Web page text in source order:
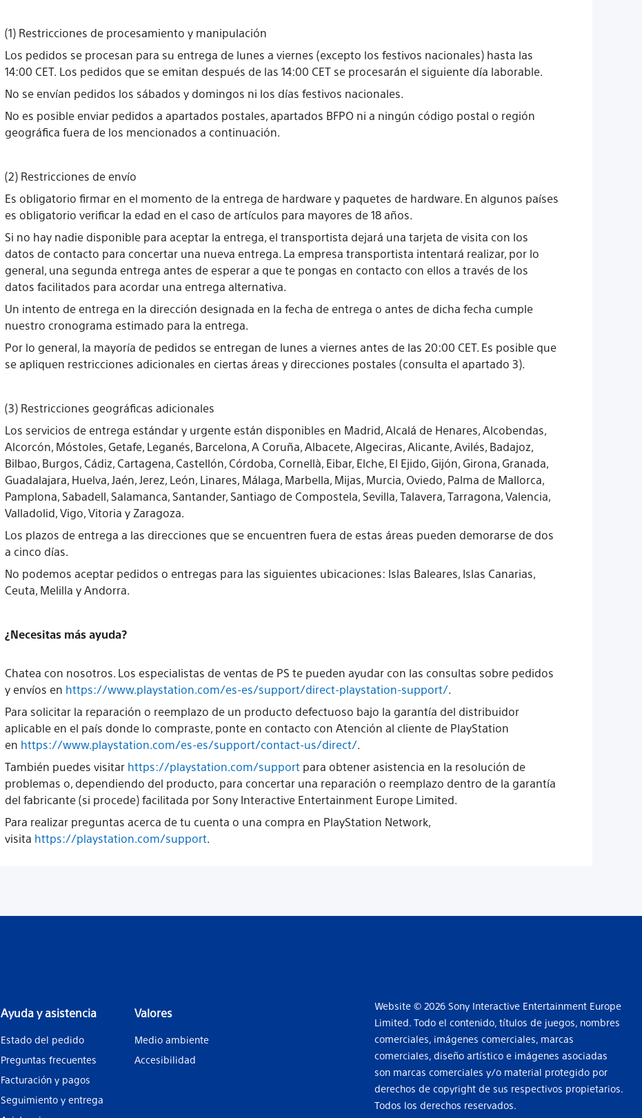
(1) Restricciones de procesamiento y manipulación
Los pedidos se procesan para su entrega de lunes a viernes (excepto los festivos nacionales) hasta las
14:00 CET. Los pedidos que se emitan después de las 14:00 CET se procesarán el siguiente día laborable.
No se envían pedidos los sábados y domingos ni los días festivos nacionales.
No es posible enviar pedidos a apartados postales, apartados BFPO ni a ningún código postal o región
geográfica fuera de los mencionados a continuación.
(2) Restricciones de envío
Es obligatorio firmar en el momento de la entrega de hardware y paquetes de hardware. En algunos países
es obligatorio verificar la edad en el caso de artículos para mayores de 18 años.
Si no hay nadie disponible para aceptar la entrega, el transportista dejará una tarjeta de visita con los
datos de contacto para concertar una nueva entrega. La empresa transportista intentará realizar, por lo
general, una segunda entrega antes de esperar a que te pongas en contacto con ellos a través de los
datos facilitados para acordar una entrega alternativa.
Un intento de entrega en la dirección designada en la fecha de entrega o antes de dicha fecha cumple
nuestro cronograma estimado para la entrega.
Por lo general, la mayoría de pedidos se entregan de lunes a viernes antes de las 20:00 CET. Es posible que
se apliquen restricciones adicionales en ciertas áreas y direcciones postales (consulta el apartado 3).
(3) Restricciones geográficas adicionales
Los servicios de entrega estándar y urgente están disponibles en Madrid, Alcalá de Henares, Alcobendas,
Alcorcón, Móstoles, Getafe, Leganés, Barcelona, A Coruña, Albacete, Algeciras, Alicante, Avilés, Badajoz,
Bilbao, Burgos, Cádiz, Cartagena, Castellón, Córdoba, Cornellà, Eibar, Elche, El Ejido, Gijón, Girona, Granada,
Guadalajara, Huelva, Jaén, Jerez, León, Linares, Málaga, Marbella, Mijas, Murcia, Oviedo, Palma de Mallorca,
Pamplona, Sabadell, Salamanca, Santander, Santiago de Compostela, Sevilla, Talavera, Tarragona, Valencia,
Valladolid, Vigo, Vitoria y Zaragoza.
Los plazos de entrega a las direcciones que se encuentren fuera de estas áreas pueden demorarse de dos
a cinco días.
No podemos aceptar pedidos o entregas para las siguientes ubicaciones: Islas Baleares, Islas Canarias,
Ceuta, Melilla y Andorra.
¿Necesitas más ayuda?
Chatea con nosotros. Los especialistas de ventas de PS te pueden ayudar con las consultas sobre pedidos
y envíos en https://www.playstation.com/es-es/support/direct-playstation-support/.
Para solicitar la reparación o reemplazo de un producto defectuoso bajo la garantía del distribuidor
aplicable en el país donde lo compraste, ponte en contacto con Atención al cliente de PlayStation
en https://www.playstation.com/es-es/support/contact-us/direct/.
También puedes visitar https://playstation.com/support para obtener asistencia en la resolución de
problemas o, dependiendo del producto, para concertar una reparación o reemplazo dentro de la garantía
del fabricante (si procede) facilitada por Sony Interactive Entertainment Europe Limited.
Para realizar preguntas acerca de tu cuenta o una compra en PlayStation Network,
visita https://playstation.com/support.
Ayuda y asistencia
Estado del pedido
Preguntas frecuentes
Facturación y pagos
Seguimiento y entrega
Valores
Medio ambiente
Accesibilidad
Website © 2026 Sony Interactive Entertainment Europe
Limited. Todo el contenido, títulos de juegos, nombres
comerciales, imágenes comerciales, marcas
comerciales, diseño artístico e imágenes asociadas
son marcas comerciales y/o material protegido por
derechos de copyright de sus respectivos propietarios.
Todos los derechos reservados.